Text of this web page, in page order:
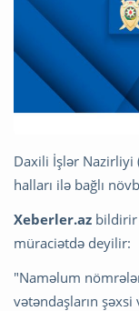
Daxili İşlər Nazirliyi
halları ilə bağlı
Xeberler.az bildirir
müraciətdə deyilir:
"Naməlum
vətəndaşların